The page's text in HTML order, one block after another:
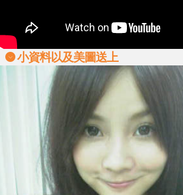
小資料以及美圖送上